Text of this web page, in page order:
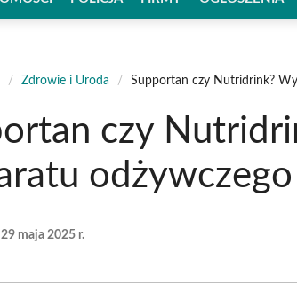
/ Zdrowie i Uroda / Supportan czy Nutridrink?
czy
odżywczego
29 maja 2025 r.